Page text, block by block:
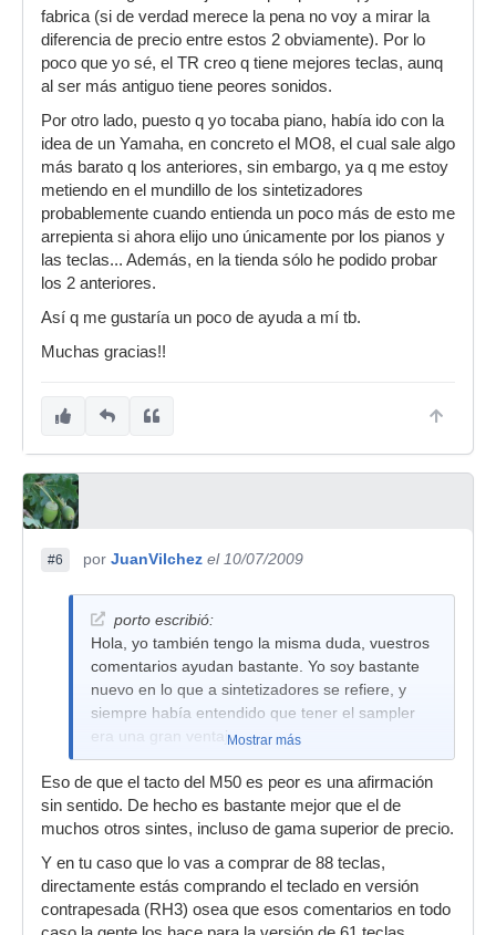
fabrica (si de verdad merece la pena no voy a mirar la
diferencia de precio entre estos 2 obviamente). Por lo
poco que yo sé, el TR creo q tiene mejores teclas, aunq
al ser más antiguo tiene peores sonidos.
Por otro lado, puesto q yo tocaba piano, había ido con la
idea de un Yamaha, en concreto el MO8, el cual sale algo
más barato q los anteriores, sin embargo, ya q me estoy
metiendo en el mundillo de los sintetizadores
probablemente cuando entienda un poco más de esto me
arrepienta si ahora elijo uno únicamente por los pianos y
las teclas... Además, en la tienda sólo he podido probar
los 2 anteriores.
Así q me gustaría un poco de ayuda a mí tb.
Muchas gracias!!
#6 por JuanVilchez el 10/07/2009
porto escribió:
Hola, yo también tengo la misma duda, vuestros
comentarios ayudan bastante. Yo soy bastante
nuevo en lo que a sintetizadores se refiere, y
siempre había entendido que tener el sampler
era una gran ventaja...
comprarme el M50 o el TR, ambos de 88 teclas
(pues yo toco piano) siendo 250 euros más caro
el M50, además de que con el TR me regalan la
tarjeta sampler puesto q ya no se fabrica (si de
verdad merece la pena no voy a mirar la
diferencia de precio entre estos 2 obviamente).
Mostrar más
Eso de que el tacto del M50 es peor es una afirmación
sin sentido. De hecho es bastante mejor que el de
muchos otros sintes, incluso de gama superior de precio.
Y en tu caso que lo vas a comprar de 88 teclas,
directamente estás comprando el teclado en versión
contrapesada (RH3) osea que esos comentarios en todo